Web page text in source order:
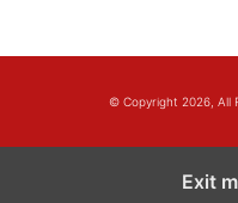
© Copyright 2026, All
Exit